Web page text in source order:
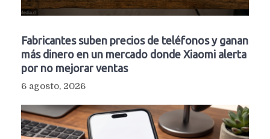
Fabricantes suben precios de teléfonos y ganan
más dinero en un mercado donde Xiaomi alerta
por no mejorar ventas
6 agosto, 2026